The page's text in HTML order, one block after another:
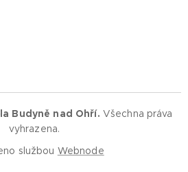
Budyně nad Ohří. Všechna práva
vyhrazena.
službou Webnode